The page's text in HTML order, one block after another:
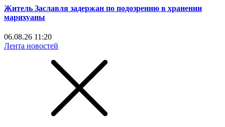
Житель Заславля задержан по подозрению в хранении
марихуаны
06.08.26 11:20
Лента новостей